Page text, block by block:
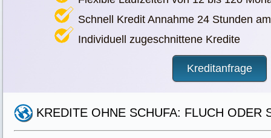
Schnell Kredit Annahme 24 Stunden
Individuell zugeschnittene Kredite
Kreditanfrage
KREDITE OHNE SCHUFA: FLUCH ODER